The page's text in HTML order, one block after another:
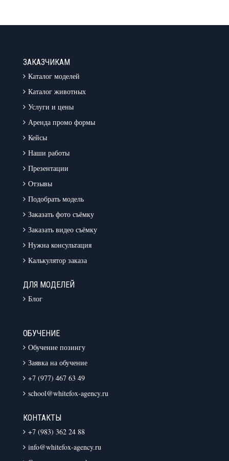
ЗАКАЗЧИКАМ
Каталог моделей
Каталог животных
Услуги и цены
Аренда промо формы
Кейсы
Наши работы
Презентации
Отзывы
Подобрать модель
Заказать фото съёмку
Заказать видео съёмку
Нужна консультация
Калькулятор заказа
ДЛЯ МОДЕЛЕЙ
Блог
ОБУЧЕНИЕ
Обучение позингу
Заявка на обучение
+7 (977) 467 63 49
school@whitefox-agency.ru
КОНТАКТЫ
+7 (983) 362 24 88
info@whitefox-agency.ru